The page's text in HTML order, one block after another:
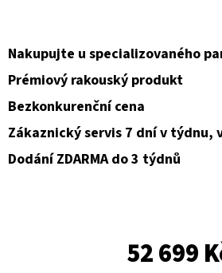
Nakupujte u specializovaného
Prémiový rakouský produkt
Bezkonkurenční cena
Zákaznický servis 7 dní v týdnu,
Dodání ZDARMA do 3 týdnů
52 699